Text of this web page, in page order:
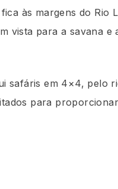
às margens do
vista para a savana e
safáris em 4×4, pelo
para